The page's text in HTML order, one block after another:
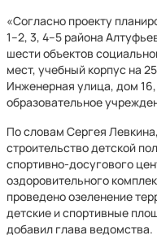
«Согласно проекту
1–2, 3, 4–5 района
шести объектов
мест, учебный корпус на
Инженерная улица, дом
образовательное
По словам Сергея
строительство детской
спортивно-досугового
оздоровительного
проведено озеленение
детские и спортивные
добавил глава ведомства.